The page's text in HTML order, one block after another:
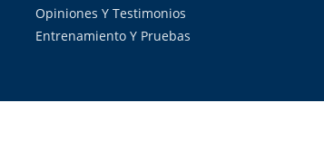
Opiniones Y Testimonios
Entrenamiento Y Pruebas